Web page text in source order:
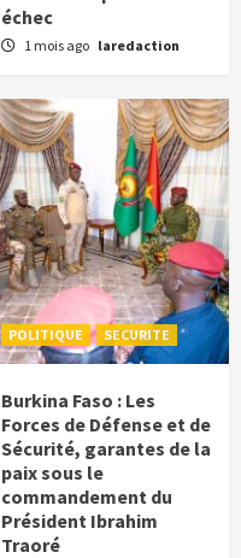
échec
1 mois ago laredaction
POLITIQUE SECURITE
Burkina Faso : Les
Forces de Défense et de
Sécurité, garantes de la
paix sous le
commandement du
Président Ibrahim
Traoré